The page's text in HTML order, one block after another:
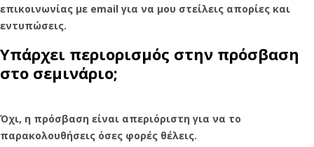
επικοινωνίας με email για να μου στείλεις απορίες και
εντυπώσεις.
Υπάρχει περιορισμός στην πρόσβαση
στο σεμινάριο;
Όχι, η πρόσβαση είναι απεριόριστη για να το
παρακολουθήσεις όσες φορές θέλεις.